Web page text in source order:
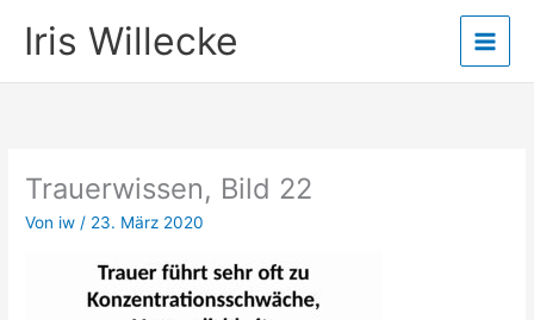
InhaltIris Willecke
Trauerwissen, Bild 22
Von iw / 23. März 2020